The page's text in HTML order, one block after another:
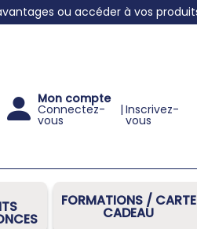
ou accéder à vos
Mon compte
Connectez-
vous
| Inscrivez-
vous
FORMATIONS / CARTE
CADEAU